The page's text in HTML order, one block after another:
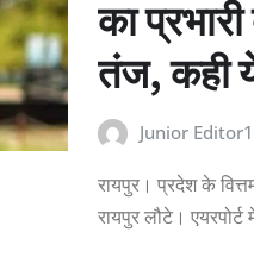
का
तंज, कही
Junior Editor1
रायपुर। प्रदेश के
रायपुर लौटे।